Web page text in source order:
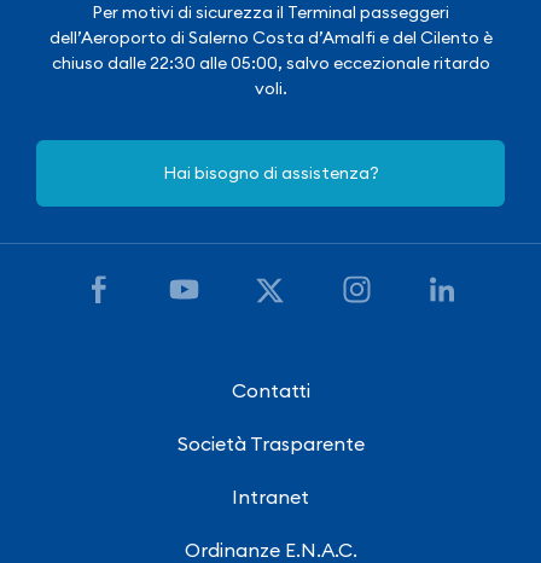
Per motivi di sicurezza il Terminal passeggeri
dell’Aeroporto di Salerno Costa d’Amalfi e del Cilento è
chiuso dalle 22:30 alle 05:00, salvo eccezionale ritardo
voli.
Hai bisogno di assistenza?
Contatti
Società Trasparente
Intranet
Ordinanze E.N.A.C.